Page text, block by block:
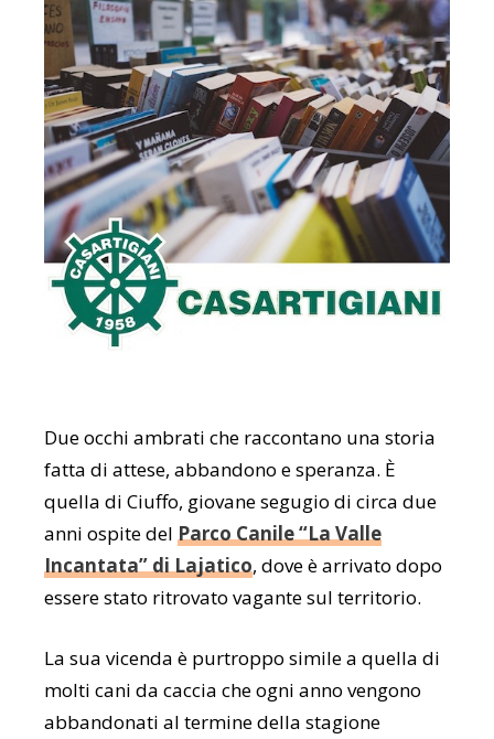
Due occhi ambrati che raccontano una storia
fatta di attese, abbandono e speranza. È
quella di Ciuffo, giovane segugio di circa due
anni ospite del Parco Canile “La Valle
Incantata” di Lajatico, dove è arrivato dopo
essere stato ritrovato vagante sul territorio.
La sua vicenda è purtroppo simile a quella di
molti cani da caccia che ogni anno vengono
abbandonati al termine della stagione